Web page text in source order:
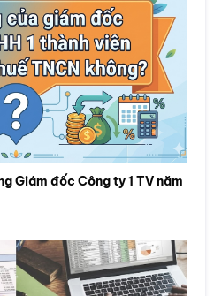
Giám đốc Công ty 1 TV năm